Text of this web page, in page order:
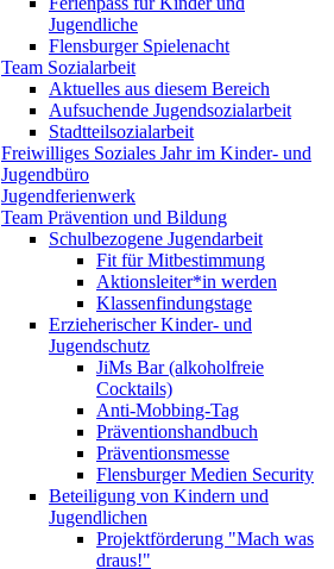
Jugendliche
Flensburger Spielenacht
Team Sozialarbeit
Aktuelles aus diesem Bereich
Aufsuchende Jugendsozialarbeit
Stadtteilsozialarbeit
Freiwilliges Soziales Jahr im Kinder- und
Jugendbüro
Jugendferienwerk
Team Prävention und Bildung
Schulbezogene Jugendarbeit
Fit für Mitbestimmung
Aktionsleiter*in werden
Klassenfindungstage
Erzieherischer Kinder- und
Jugendschutz
JiMs Bar (alkoholfreie
Cocktails)
Anti-Mobbing-Tag
Präventionshandbuch
Präventionsmesse
Flensburger Medien Security
Beteiligung von Kindern und
Jugendlichen
Projektförderung "Mach was
draus!"